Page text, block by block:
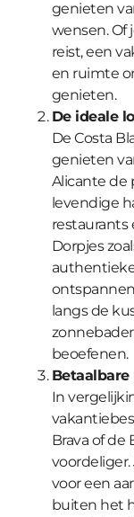
genieten
wensen. Of
reist, een
en ruimte
genieten.
De ideale
De Costa
genieten
Alicante de
levendige
restaurants
Dorpjes
langs de
beoefenen.
Betaalbare
In
Brava of de
voor een
buiten het